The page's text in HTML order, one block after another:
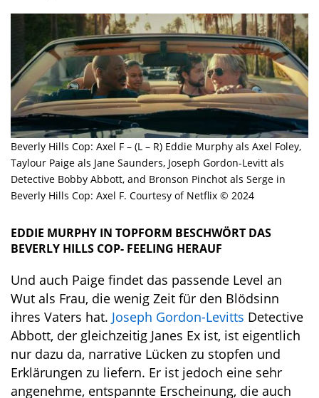
Beverly Hills Cop: Axel F – (L – R) Eddie Murphy als Axel Foley,
Taylour Paige als Jane Saunders, Joseph Gordon-Levitt als
Detective Bobby Abbott, and Bronson Pinchot als Serge in
Beverly Hills Cop: Axel F. Courtesy of Netflix © 2024
EDDIE MURPHY IN TOPFORM BESCHWÖRT DAS
BEVERLY HILLS COP- FEELING HERAUF
Und auch Paige findet das passende Level an
Wut als Frau, die wenig Zeit für den Blödsinn
ihres Vaters hat. Joseph Gordon-Levitts Detective
Abbott, der gleichzeitig Janes Ex ist, ist eigentlich
nur dazu da, narrative Lücken zu stopfen und
Erklärungen zu liefern. Er ist jedoch eine sehr
angenehme, entspannte Erscheinung, die auch